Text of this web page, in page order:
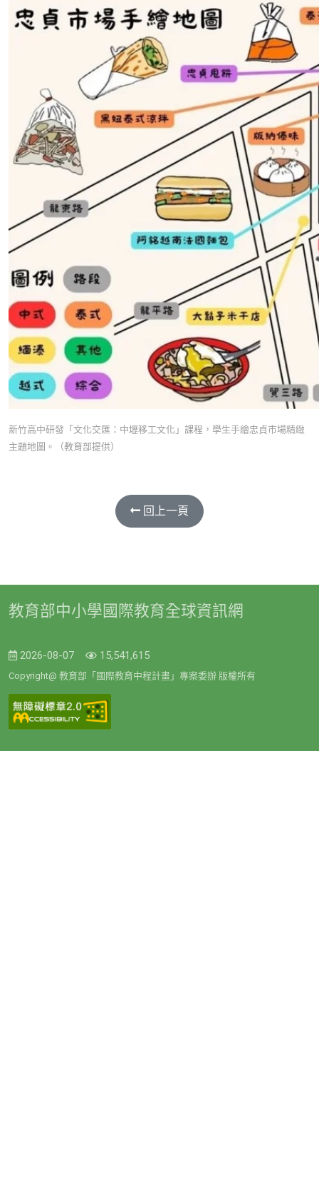
新竹高中研發「文化交匯：中壢移工文化」課程，學生手繪忠貞市場精緻
主題地圖。（教育部提供）
回上一頁
教育部中小學國際教育全球資訊網
2026-08-07 15,541,615
Copyright@ 教育部「國際教育中程計畫」專案委辦 版權所有